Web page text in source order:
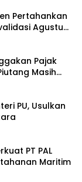
Pertahankan
Agustus
Pajak
Masih
PU, Usulkan
PT PAL
Maritim